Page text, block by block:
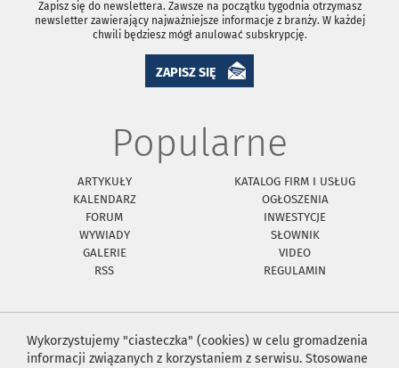
Zapisz się do newslettera. Zawsze na początku tygodnia otrzymasz
newsletter zawierający najważniejsze informacje z branży. W każdej
chwili będziesz mógł anulować subskrypcję.
ZAPISZ SIĘ
Popularne
ARTYKUŁY
KATALOG FIRM I USŁUG
KALENDARZ
OGŁOSZENIA
FORUM
INWESTYCJE
WYWIADY
SŁOWNIK
GALERIE
VIDEO
RSS
REGULAMIN
Wykorzystujemy "ciasteczka" (cookies) w celu gromadzenia
informacji związanych z korzystaniem z serwisu. Stosowane